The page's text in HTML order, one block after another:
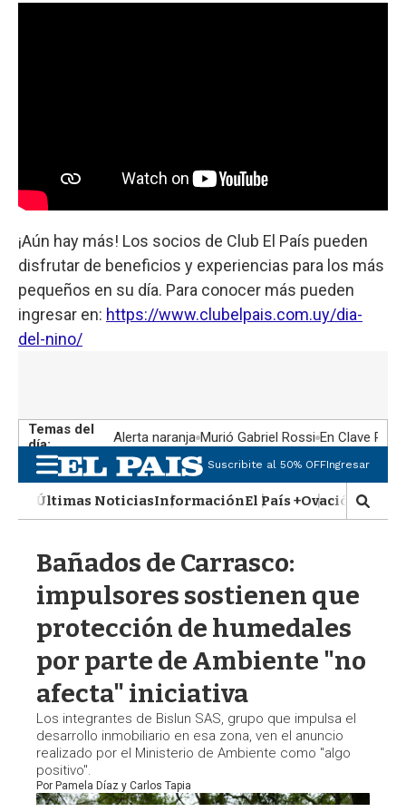
¡Aún hay más! Los socios de Club El País pueden
disfrutar de beneficios y experiencias para los más
pequeños en su día. Para conocer más pueden
ingresar en: https://www.clubelpais.com.uy/dia-
del-nino/